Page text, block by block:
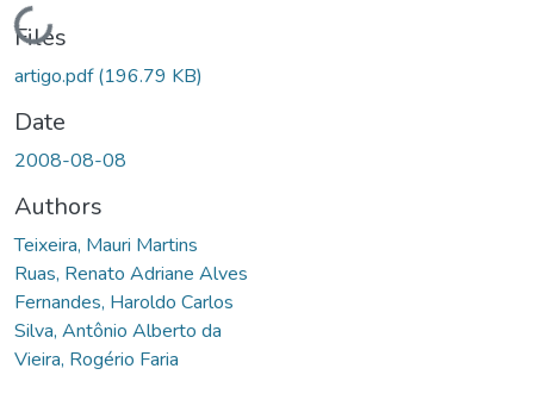
Loading...
Files
artigo.pdf(196.79 KB)
Date
2008-08-08
Authors
Teixeira, Mauri Martins
Ruas, Renato Adriane Alves
Fernandes, Haroldo Carlos
Silva, Antônio Alberto da
Vieira, Rogério Faria